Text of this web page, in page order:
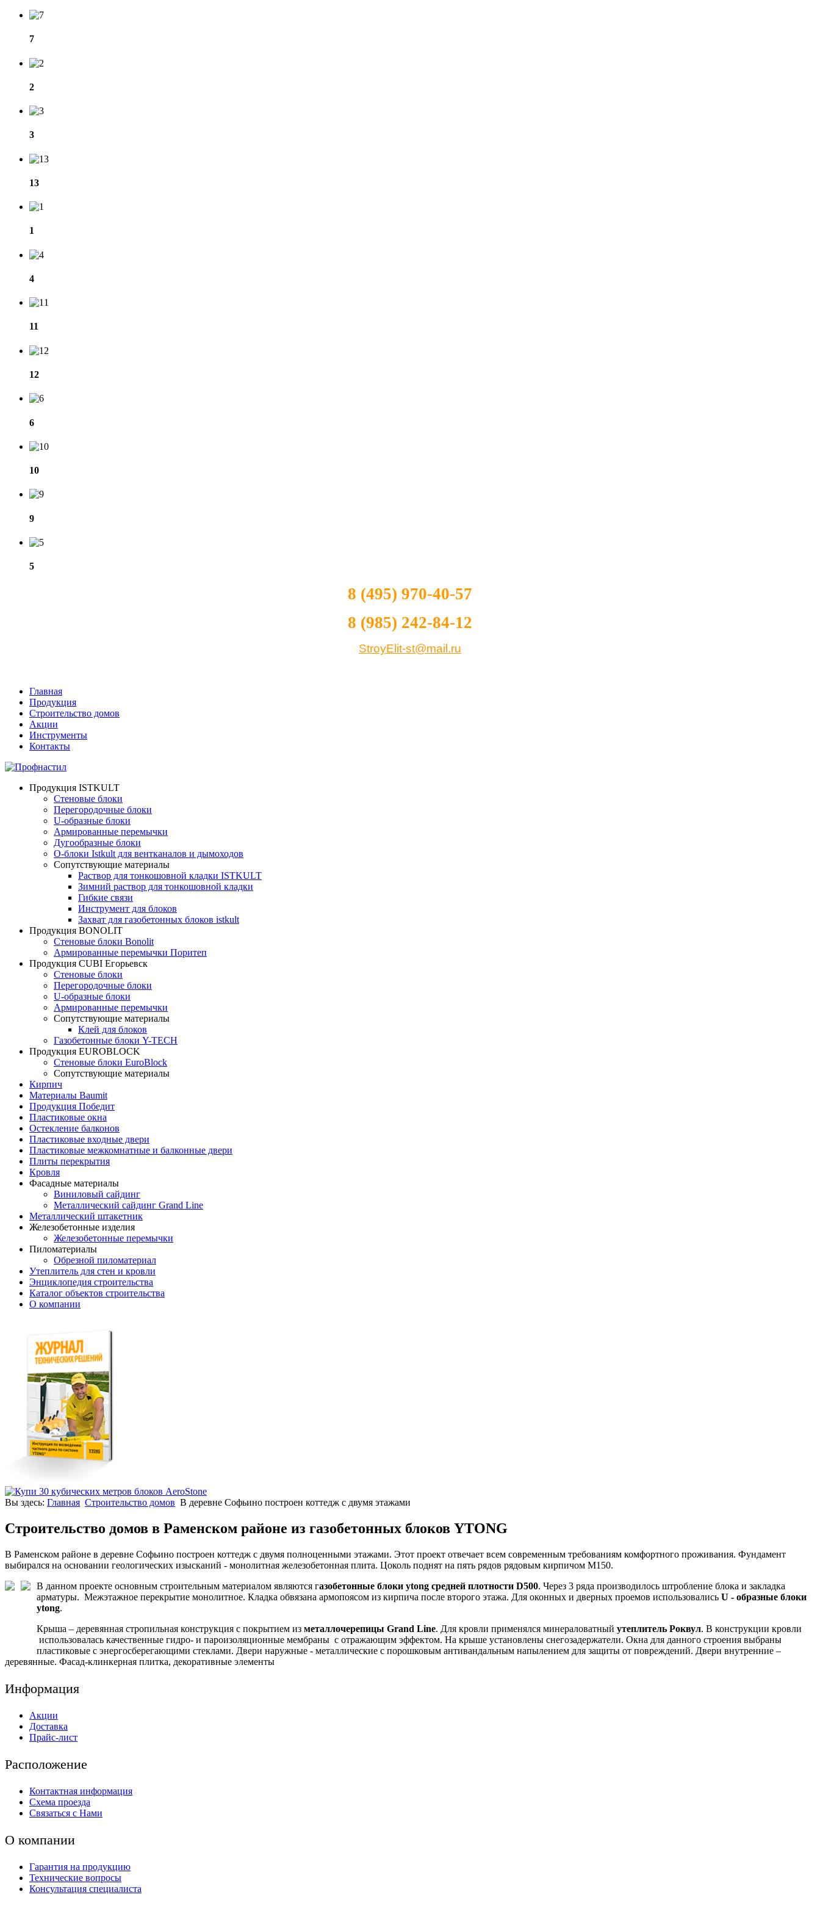
7
2
3
13
1
4
11
12
6
10
9
5
8 (495) 970-40-57
8 (985) 242-84-12
StroyElit-st@mail.ru
Главная
Продукция
Строительство домов
Акции
Инструменты
Контакты
Продукция ISTKULT
Стеновые блоки
Перегородочные блоки
U-образные блоки
Армированные перемычки
Дугообразные блоки
О-блоки Istkult для вентканалов и дымоходов
Сопутствующие материалы
Раствор для тонкошовной кладки ISTKULT
Зимний раствор для тонкошовной кладки
Гибкие связи
Инструмент для блоков
Захват для газобетонных блоков istkult
Продукция BONOLIT
Стеновые блоки Bonolit
Армированные перемычки Поритеп
Продукция CUBI Егорьевск
Стеновые блоки
Перегородочные блоки
U-образные блоки
Армированные перемычки
Сопутствующие материалы
Клей для блоков
Газобетонные блоки Y-TECH
Продукция EUROBLOCK
Стеновые блоки EuroBlock
Сопутствующие материалы
Кирпич
Материалы Baumit
Продукция Победит
Пластиковые окна
Остекление балконов
Пластиковые входные двери
Пластиковые межкомнатные и балконные двери
Плиты перекрытия
Кровля
Фасадные материалы
Виниловый сайдинг
Металлический сайдинг Grand Line
Металлический штакетник
Железобетонные изделия
Железобетонные перемычки
Пиломатериалы
Обрезной пиломатериал
Утеплитель для стен и кровли
Энциклопедия строительства
Каталог объектов строительства
О компании
Вы здесь: Главная Строительство домов В деревне Софьино построен коттедж с двумя этажами
Строительство домов в Раменском районе из газобетонных блоков YTONG
В Раменском районе в деревне Софьино построен коттедж с двумя полноценными этажами. Этот проект отвечает всем современным требованиям комфортного проживания. Фундамент
выбирался на основании геологических изысканий - монолитная железобетонная плита. Цоколь поднят на пять рядов рядовым кирпичом М150.
В данном проекте основным строительным материалом являются газобетонные блоки ytong средней плотности D500. Через 3 ряда производилось штробление блока и закладка
арматуры. Межэтажное перекрытие монолитное. Кладка обвязана армопоясом из кирпича после второго этажа. Для оконных и дверных проемов использовались U - образные блоки
ytong.
Крыша – деревянная стропильная конструкция с покрытием из металлочерепицы Grand Line. Для кровли применялся минераловатный утеплитель Роквул. В конструкции кровли
использовалась качественные гидро- и пароизоляционные мембраны с отражающим эффектом. На крыше установлены снегозадержатели. Окна для данного строения выбраны
пластиковые с энергосберегающими стеклами. Двери наружные - металлические с порошковым антивандальным напылением для защиты от повреждений. Двери внутренние –
деревянные. Фасад-клинкерная плитка, декоративные элементы
Информация
Акции
Доставка
Прайс-лист
Расположение
Контактная информация
Схема проезда
Связаться с Нами
О компании
Гарантия на продукцию
Технические вопросы
Консультация специалиста